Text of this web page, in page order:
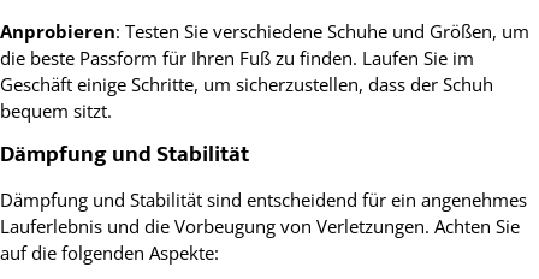
Anprobieren: Testen Sie verschiedene Schuhe und Größen, um
die beste Passform für Ihren Fuß zu finden. Laufen Sie im
Geschäft einige Schritte, um sicherzustellen, dass der Schuh
bequem sitzt.
Dämpfung und Stabilität
Dämpfung und Stabilität sind entscheidend für ein angenehmes
Lauferlebnis und die Vorbeugung von Verletzungen. Achten Sie
auf die folgenden Aspekte: